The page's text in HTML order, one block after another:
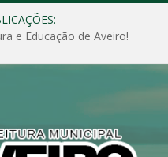
e Educação de Aveiro!